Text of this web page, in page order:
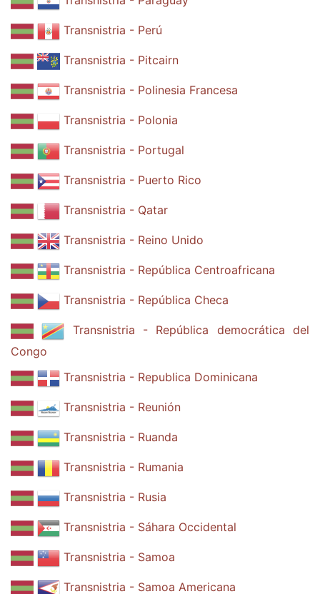
Transnistria - Perú
Transnistria - Pitcairn
Transnistria - Polinesia Francesa
Transnistria - Polonia
Transnistria - Portugal
Transnistria - Puerto Rico
Transnistria - Qatar
Transnistria - Reino Unido
Transnistria - República Centroafricana
Transnistria - República Checa
Transnistria - República democrática del
Congo
Transnistria - Republica Dominicana
Transnistria - Reunión
Transnistria - Ruanda
Transnistria - Rumania
Transnistria - Rusia
Transnistria - Sáhara Occidental
Transnistria - Samoa
Transnistria - Samoa Americana